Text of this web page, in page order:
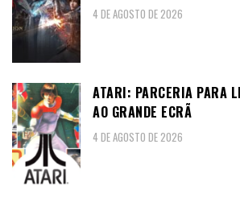
4 DE AGOSTO DE 2026
ATARI: PARCERIA PARA
AO GRANDE ECRÃ
4 DE AGOSTO DE 2026